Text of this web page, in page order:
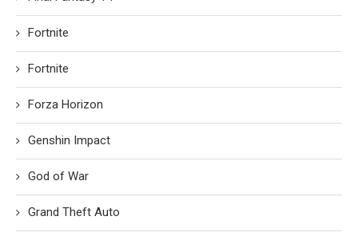
Fortnite
Fortnite
Forza Horizon
Genshin Impact
God of War
Grand Theft Auto